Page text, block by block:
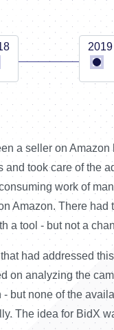
a seller on Amazon
took care of the
work of
Amazon. There had
a tool - but not a
had addressed
on analyzing the
but none of the
The idea for BidX
Nadine Schöpper
zu BidX in die
Studium der
die
PPC Management
zeigten von
Tests mit Excel
mit
war eines der
Die BidX
in Darmstadt
ein und
ausschließlich
System, das
um die PPC
das Tool
2019